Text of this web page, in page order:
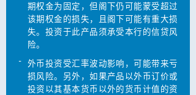
期权金为固定，但阁下仍可能蒙受超过
该期权金的损失，且阁下可能有重大损
失。投资于此产品须承受本行的信贷风
险。
-
外币投资受汇率波动影响，可能带来亏
损风险。另外，如果产品以外币订价或
投资以其基本货币以外的货币计值的资